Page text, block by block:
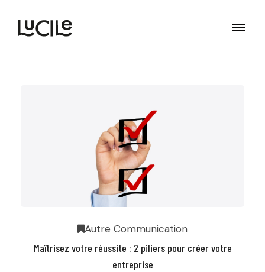
Autre Communication
Maîtrisez votre réussite : 2 piliers pour créer votre
entreprise